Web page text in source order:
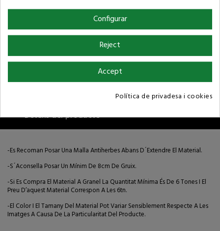
Condicions de compra
Descripció
Detalls del producte
-Es Recoman Posar Una Malla Antiherbes Abans D´extendre El Material.
-S´aconsella Posar Un Mínim De 8cm De Gruix.
-Si Es Compra El Material A Granel La Quantitat Mínima És De 6 Tones I El
Preu D’aquest Material Correspon A Les 6tn.
-El Color I El Tamany Del Material Pot Variar Sensiblement Respecte A Les
Imatges A Causa De La Particularitat Del Producte.
Configurar
Reject
Accept
Política de privadesa i cookies